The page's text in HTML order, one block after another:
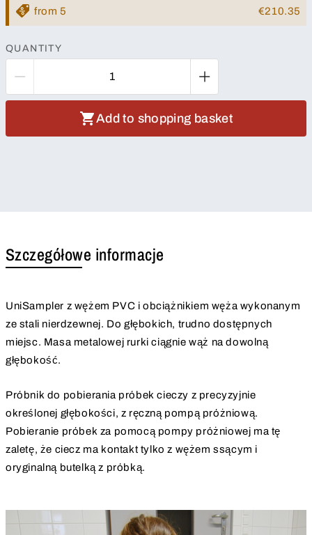
from 5 €210.35
QUANTITY
Add to shopping basket
Szczegółowe informacje
UniSampler z wężem PVC i obciążnikiem węża wykonanym
ze stali nierdzewnej. Do głębokich, trudno dostępnych
miejsc. Masa metalowej rurki ciągnie wąż na dowolną
głębokość.
Próbnik do pobierania próbek cieczy z precyzyjnie
określonej głębokości, z ręczną pompą próżniową.
Pobieranie próbek za pomocą pompy próżniowej ma tę
zaletę, że ciecz ma kontakt tylko z wężem ssącym i
oryginalną butelką z próbką.